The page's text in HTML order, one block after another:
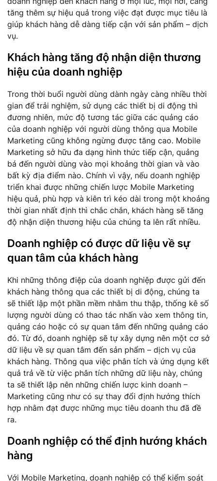
tăng thêm sự hiệu quả trong việc đạt được mục tiêu là
giúp khách hàng dễ dàng tiếp cận với sản phẩm – dịch
vụ.
Khách hàng tăng độ nhận diện thương
hiệu của doanh nghiệp
Trong thời buổi người dùng dành ngày càng nhiều thời
gian để trải nghiệm, sử dụng các thiết bị di động thì
đương nhiên, mức độ tương tác giữa các quảng cáo
của doanh nghiệp với người dùng thông qua Mobile
Marketing cũng không ngừng được tăng cao. Mobile
Marketing sở hữu đa dạng hình thức tiếp cận, quảng
bá đến người dùng vào mọi khoảng thời gian và vào
bất kỳ địa điểm nào. Chính vì vậy, nếu doanh nghiệp
triển khai được những chiến lược Mobile Marketing
hiệu quả, phù hợp và kiên trì kéo dài trong một khoảng
thời gian nhất định thì chắc chắn, khách hàng sẽ tăng
độ nhận diện thương hiệu của chúng ta lên rất nhiều.
Doanh nghiệp có được dữ liệu về sự
quan tâm của khách hàng
Khi những thông điệp của doanh nghiệp được gửi đến
khách hàng thông qua các thiết bị di động, chúng ta
sẽ thiết lập một phần mềm nhằm thu thập, thống kê số
lượng người dùng có thao tác nhấn vào xem thông tin,
quảng cáo hoặc có sự quan tâm đến những quảng cáo
đó. Từ đó, doanh nghiệp sẽ tự xây dựng nên một cơ sở
dữ liệu về sự quan tâm đến sản phẩm – dịch vụ của
khách hàng. Thông qua việc phân tích và ứng dụng kết
quả trả về từ việc phân tích những dữ liệu này, chúng
ta sẽ thiết lập nên những chiến lược kinh doanh –
Marketing cũng như có sự thay đổi định hướng thích
hợp nhằm đạt được những mục tiêu doanh thu đã đề
ra.
Doanh nghiệp có thể định hướng khách
hàng
Với Mobile Marketing, doanh nghiệp có thể kiểm soát